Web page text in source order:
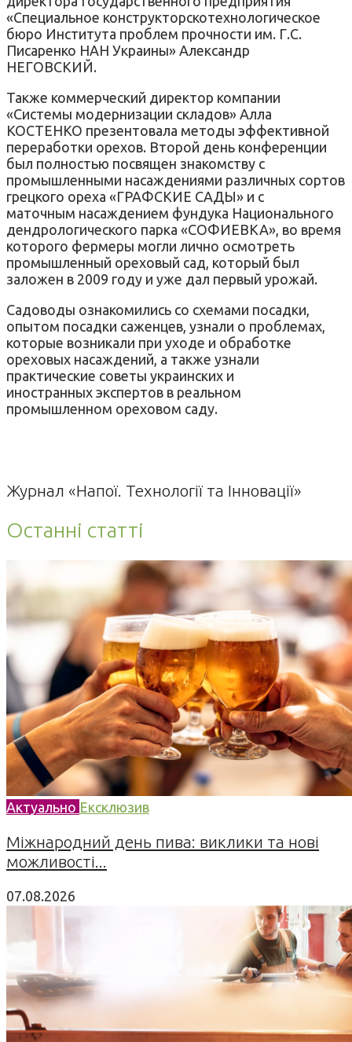
«Специальное конструкторскотехнологическое
бюро Института проблем прочности им. Г.С.
Писаренко НАН Украины» Александр
НЕГОВСКИЙ.
Также коммерческий директор компании
«Системы модернизации складов» Алла
КОСТЕНКО презентовала методы эффективной
переработки орехов. Второй день конференции
был полностью посвящен знакомству с
промышленными насаждениями различных сортов
грецкого ореха «ГРАФСКИЕ САДЫ» и с
маточным насаждением фундука Национального
дендрологического парка «СОФИЕВКА», во время
которого фермеры могли лично осмотреть
промышленный ореховый сад, который был
заложен в 2009 году и уже дал первый урожай.
Садоводы ознакомились со схемами посадки,
опытом посадки саженцев, узнали о проблемах,
которые возникали при уходе и обработке
ореховых насаждений, а также узнали
практические советы украинских и
иностранных экспертов в реальном
промышленном ореховом саду.
Журнал «Напої. Технології та Інновації»
Останні статті
Актуально Ексклюзив
Міжнародний день пива: виклики та нові
можливості...
07.08.2026